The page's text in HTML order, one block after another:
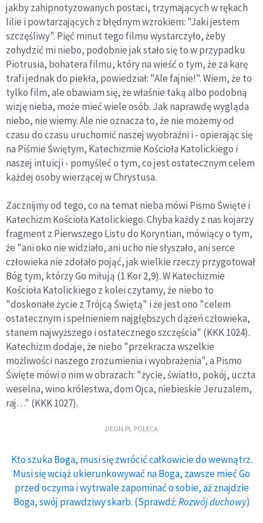
jakby zahipnotyzowanych postaci, trzymających w rękach
lilie i powtarzających z błędnym wzrokiem: "Jaki jestem
szczęśliwy". Pięć minut tego filmu wystarczyło, żeby
zohydzić mi niebo, podobnie jak stało się to w przypadku
Piotrusia, bohatera filmu, który na wieść o tym, że za karę
trafi jednak do piekła, powiedział: "Ale fajnie!". Wiem, że to
tylko film, ale obawiam się, że właśnie taką albo podobną
wizję nieba, może mieć wiele osób. Jak naprawdę wygląda
niebo, nie wiemy. Ale nie oznacza to, że nie możemy od
czasu do czasu uruchomić naszej wyobraźni i - opierając się
na Piśmie Świętym, Katechizmie Kościoła Katolickiego i
naszej intuicji - pomyśleć o tym, co jest ostatecznym celem
każdej osoby wierzącej w Chrystusa.
Zacznijmy od tego, co na temat nieba mówi Pismo Święte i
Katechizm Kościoła Katolickiego. Chyba każdy z nas kojarzy
fragment z Pierwszego Listu do Koryntian, mówiący o tym,
że "ani oko nie widziało, ani ucho nie słyszało, ani serce
człowieka nie zdołało pojąć, jak wielkie rzeczy przygotował
Bóg tym, którzy Go miłują (1 Kor 2,9). W Katechizmie
Kościoła Katolickiego z kolei czytamy, że niebo to
"doskonałe życie z Trójcą Świętą" i że jest ono "celem
ostatecznym i spełnieniem najgłębszych dążeń człowieka,
stanem najwyższego i ostatecznego szczęścia" (KKK 1024).
Katechizm dodaje, że niebo "przekracza wszelkie
możliwości naszego zrozumienia i wyobrażenia", a Pismo
Święte mówi o nim w obrazach: "życie, światło, pokój, uczta
weselna, wino królestwa, dom Ojca, niebieskie Jeruzalem,
raj…" (KKK 1027).
DEON.PL POLECA
Kto szuka Boga, musi się zwrócić całkowicie do wewnątrz.
Musi się wciąż ukierunkowywać na Boga, zawsze mieć Go
przed oczyma i wytrwale zapominać o sobie, aż znajdzie
Boga, swój prawdziwy skarb. (Sprawdź:Rozwój duchowy)